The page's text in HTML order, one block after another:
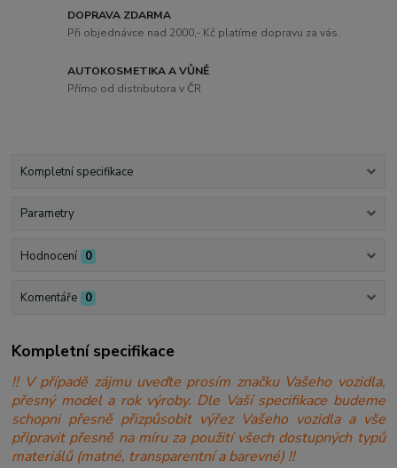
DOPRAVA ZDARMA
Při objednávce nad 2000,- Kč platíme dopravu za vás.
AUTOKOSMETIKA A VŮNĚ
Přímo od distributora v ČR
Kompletní specifikace
Parametry
Hodnocení 0
Komentáře 0
Kompletní specifikace
!! V případě zájmu uveďte prosím značku Vašeho vozidla,
přesný model a rok výroby. Dle Vaší specifikace budeme
schopni přesně přizpůsobit výřez Vašeho vozidla a vše
připravit přesně na míru za použití všech dostupných typů
materiálů (matné, transparentní a barevné) !!